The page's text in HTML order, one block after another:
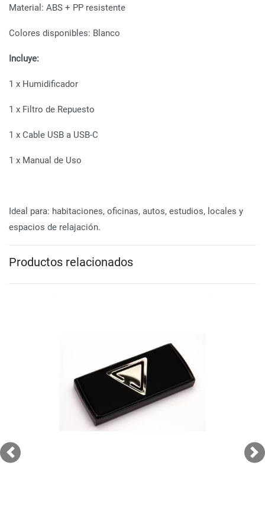
Material: ABS + PP resistente
Colores disponibles: Blanco
Incluye:
1 x Humidificador
1 x Filtro de Repuesto
1 x Cable USB a USB-C
1 x Manual de Uso
Ideal para: habitaciones, oficinas, autos, estudios, locales y
espacios de relajación.
Productos relacionados
Previous